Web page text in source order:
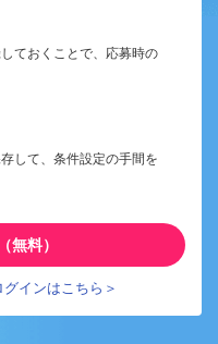
ておくことで、応募時の
して、条件設定の手間を
無料）
インはこちら＞